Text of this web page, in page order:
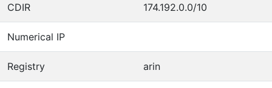
CDIR 174.192.0.0/10
Numerical IP
Registry arin